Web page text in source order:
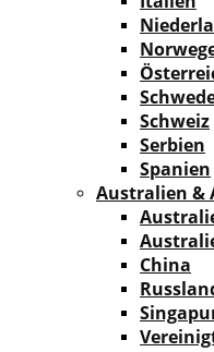
Schweiz
Serbien
Spanien
Australien &
China